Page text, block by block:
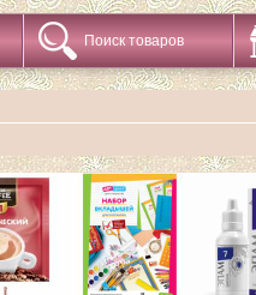
Поиск товаров